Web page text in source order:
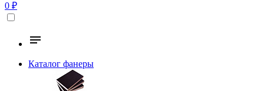
0 ₽
Каталог фанеры